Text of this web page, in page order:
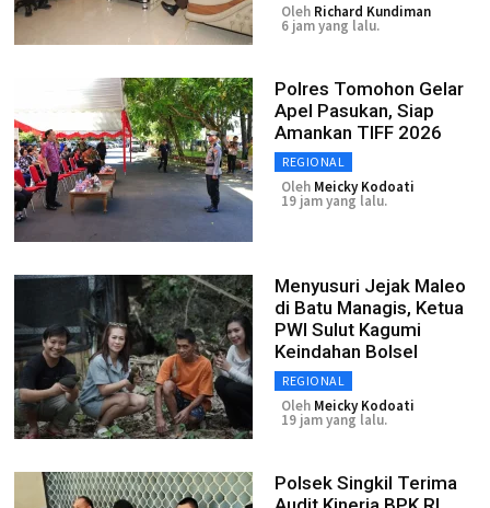
Oleh Richard Kundiman
6 jam yang lalu.
Polres Tomohon Gelar
Apel Pasukan, Siap
Amankan TIFF 2026
REGIONAL
Oleh Meicky Kodoati
19 jam yang lalu.
Menyusuri Jejak Maleo
di Batu Managis, Ketua
PWI Sulut Kagumi
Keindahan Bolsel
REGIONAL
Oleh Meicky Kodoati
19 jam yang lalu.
Polsek Singkil Terima